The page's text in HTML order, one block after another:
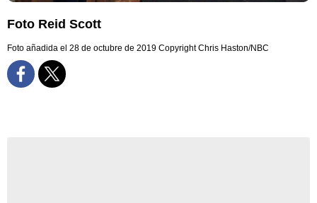
Foto Reid Scott
Foto añadida el 28 de octubre de 2019 Copyright Chris Haston/NBC